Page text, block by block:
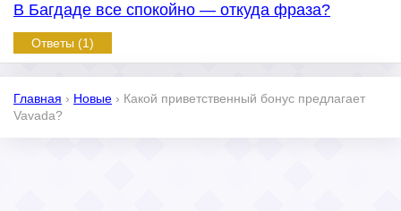
В Багдаде все спокойно — откуда фраза?
Ответы (1)
Главная › Новые › Какой приветственный бонус предлагает
Vavada?